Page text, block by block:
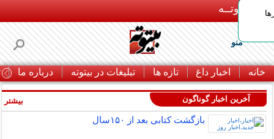
بـیتوتــه
منو
خانه اخبار داغ تازه ها تبلیغات در بیتوته درباره ما
آخرین اخبار گوناگون
بازگشت کتابی بعد از ۱۵۰سال
بیشتر